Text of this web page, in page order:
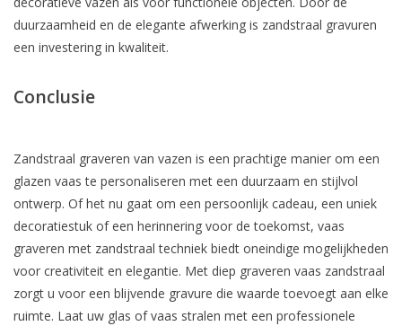
duurzaamheid en de elegante afwerking is zandstraal gravuren
een investering in kwaliteit.
Conclusie
Zandstraal graveren van vazen is een prachtige manier om een
glazen vaas te personaliseren met een duurzaam en stijlvol
ontwerp. Of het nu gaat om een persoonlijk cadeau, een uniek
decoratiestuk of een herinnering voor de toekomst, vaas
graveren met zandstraal techniek biedt oneindige mogelijkheden
voor creativiteit en elegantie. Met diep graveren vaas zandstraal
zorgt u voor een blijvende gravure die waarde toevoegt aan elke
ruimte. Laat uw glas of vaas stralen met een professionele